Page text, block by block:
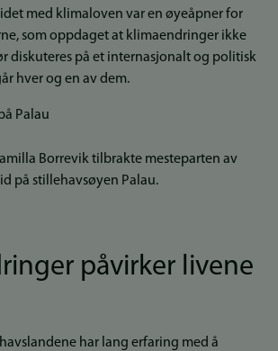
med klimaloven var en øyeåpner for
som oppdaget at klimaendringer ikke
diskuteres på et internasjonalt og politisk
hver og en av dem.
Borrevik tilbrakte mesteparten av
på stillehavsøyen Palau.
påvirker livene
har lang erfaring med å